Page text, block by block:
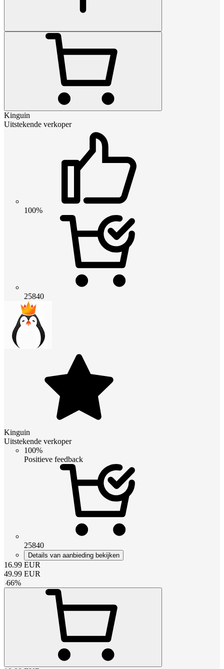
Kinguin
Uitstekende verkoper
100%
25840
Kinguin
Uitstekende verkoper
100%
Positieve feedback
25840
Details van aanbieding bekijken
16.99 EUR
49.99 EUR
-66%